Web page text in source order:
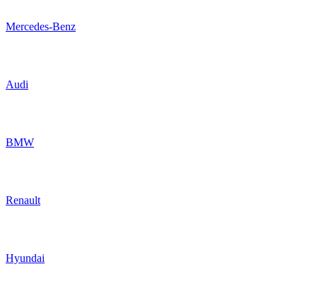
Mercedes-Benz
Audi
BMW
Renault
Hyundai